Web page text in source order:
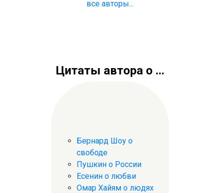
все авторы...
Цитаты автора о ...
Бернард Шоу о
свободе
Пушкин о России
Есенин о любви
Омар Хайям о людях